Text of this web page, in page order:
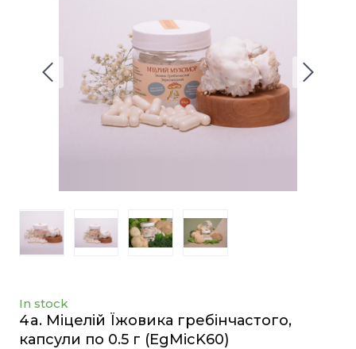
In stock
4a. Міцелій Їжовика гребінчаcтого,
капсули по 0.5 г (EgMicK60)